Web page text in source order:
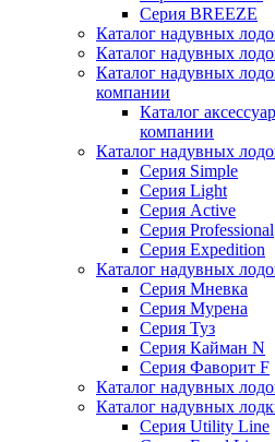
Серия BREEZE
Каталог надувных
Каталог надувных
Каталог надувных
компании
Каталог
компании
Каталог надувных
Серия Simple
Серия Light
Серия Active
Серия Professional
Серия Expedition
Каталог надувных
Серия Мневка
Серия Мурена
Серия Туз
Серия Кайман N
Серия Фаворит F
Каталог надувных
Каталог надувных
Серия Utility Line